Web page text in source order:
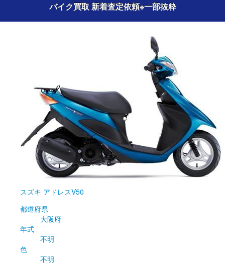
バイク買取 新着査定依頼※一部抜粋
スズキ アドレスV50
都道府県
大阪府
年式
不明
色
不明